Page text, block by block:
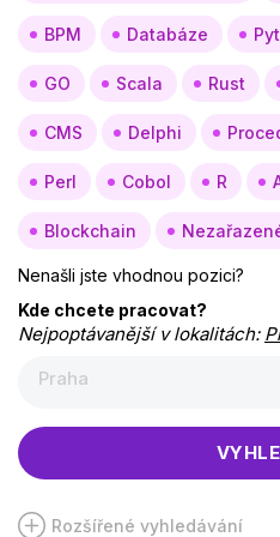
BPM Databáze
GO Scala Rust
CMS Delphi
Perl Cobol R
Blockchain
Nenašli jste vhodnou pozici?
Kde chcete pracovat?
Nejpoptávanější v lokalitách:
Praha
Rozšířené vyhledávání